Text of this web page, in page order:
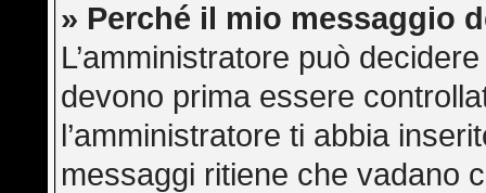
» Perché il mio messaggio
L’amministratore può
devono prima essere
l’amministratore ti abbia
messaggi ritiene che vadano